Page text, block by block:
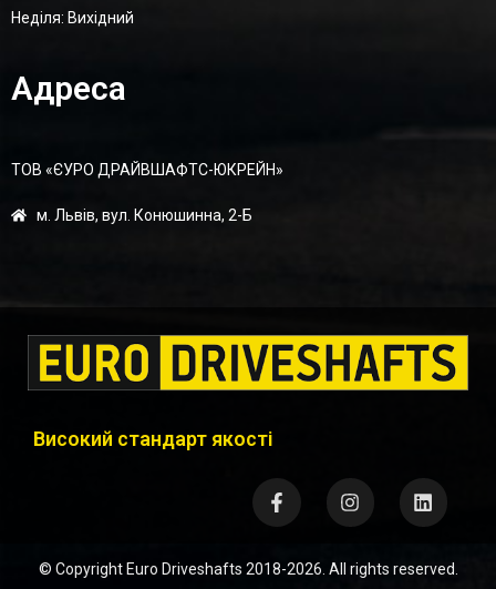
Неділя: Вихідний
Адреса
ТОВ «ЄУРО ДРАЙВШАФТC-ЮКРЕЙН»
м. Львів, вул. Конюшинна, 2-Б
Високий стандарт якості
© CopyrightEuro Driveshafts 2018-2026. All rights reserved.